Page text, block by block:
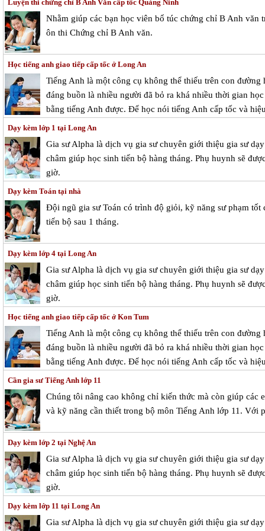
Luyện thi chứng chỉ B Anh Văn cấp tốc Quảng Ninh
Nhằm giúp các bạn học viên bổ túc chứng chỉ B Anh văn
ôn thi Chứng chỉ B Anh văn.
Học tiếng anh giao tiếp cấp tốc ở Long An
Tiếng Anh là một công cụ không thể thiếu trên con
đáng buồn là nhiều người đã bỏ ra khá nhiều thời gian
bằng tiếng Anh được. Để học nói tiếng Anh cấp tốc và
Dạy kèm lớp 1 tại Long An
Gia sư Alpha là dịch vụ gia sư chuyên giới thiệu gia sư
châm giúp học sinh tiến bộ hàng tháng. Phụ huynh sẽ
giờ.
Dạy kèm Toán tại nhà
Đội ngũ gia sư Toán có trình độ giỏi, kỹ năng sư phạm
tiến bộ sau 1 tháng.
Dạy kèm lớp 4 tại Long An
Gia sư Alpha là dịch vụ gia sư chuyên giới thiệu gia sư
châm giúp học sinh tiến bộ hàng tháng. Phụ huynh sẽ
giờ.
Học tiếng anh giao tiếp cấp tốc ở Kon Tum
Tiếng Anh là một công cụ không thể thiếu trên con
đáng buồn là nhiều người đã bỏ ra khá nhiều thời gian
bằng tiếng Anh được. Để học nói tiếng Anh cấp tốc và
Cần gia sư Tiếng Anh lớp 11
Chúng tôi nâng cao không chỉ kiến thức mà còn giúp các
và kỹ năng cần thiết trong bộ môn Tiếng Anh lớp 11. Với
Dạy kèm lớp 2 tại Nghệ An
Gia sư Alpha là dịch vụ gia sư chuyên giới thiệu gia sư
châm giúp học sinh tiến bộ hàng tháng. Phụ huynh sẽ
giờ.
Dạy kèm lớp 11 tại Long An
Gia sư Alpha là dịch vụ gia sư chuyên giới thiệu gia sư